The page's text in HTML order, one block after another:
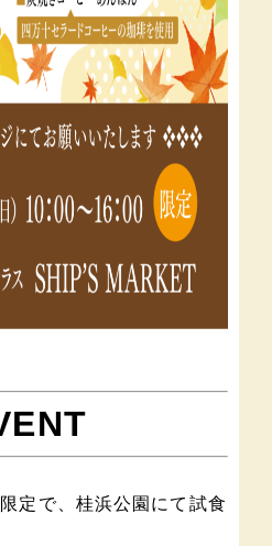
定で、桂浜公園にて試食